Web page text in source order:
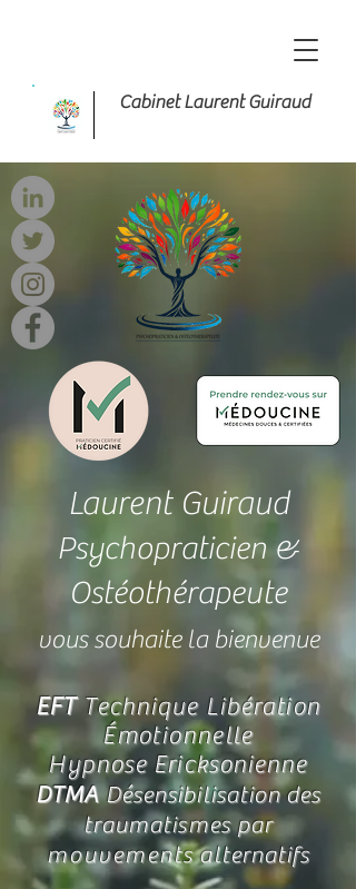
Cabinet Laurent Guiraud
Laurent Guiraud
Psychopraticien &
Ostéothérapeute
vous souhaite la bienvenue
EFTTechnique Libération
Émotionnelle
Hypnose Ericksonienne
DTMADésensibilisationdes
traumatismes par
mouvementsalternatifs